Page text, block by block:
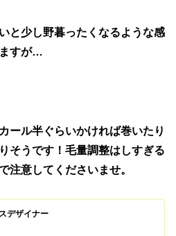
と少し野暮ったくなるような感
すが…
ール半ぐらいかければ巻いたり
そうです！毛量調整はしすぎる
注意してくださいませ。
デザイナー